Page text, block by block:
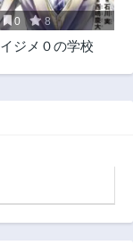
0 8
イジメ０の学校